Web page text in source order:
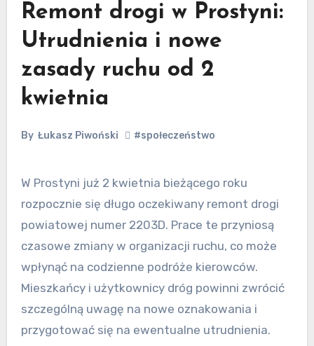
Remont drogi w Prostyni:
Utrudnienia i nowe
zasady ruchu od 2
kwietnia
By Łukasz Piwoński #społeczeństwo
W Prostyni już 2 kwietnia bieżącego roku
rozpocznie się długo oczekiwany remont drogi
powiatowej numer 2203D. Prace te przyniosą
czasowe zmiany w organizacji ruchu, co może
wpłynąć na codzienne podróże kierowców.
Mieszkańcy i użytkownicy dróg powinni zwrócić
szczególną uwagę na nowe oznakowania i
przygotować się na ewentualne utrudnienia.